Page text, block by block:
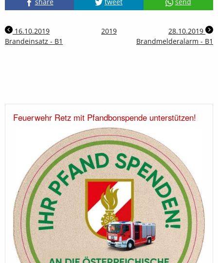
16.10.2019
Brandeinsatz - B1
2019
28.10.2019
Brandmelderalarm - B1
Feuerwehr Retz mit Pfandbonspende unterstützen!